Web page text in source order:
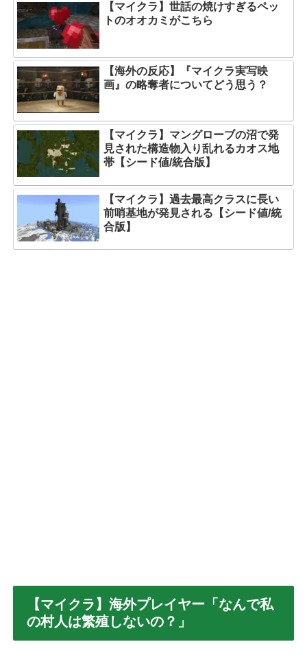
【マイクラ】世話の焼けすぎるペッ
トのオオカミがこちら
【海外の反応】『マイクラ実写映
画』の略奪者についてどう思う？
【マイクラ】マングローブの沼で発
見された構造物入り乱れるカオス地
帯【シード値/統合版】
【マイクラ】過去最高クラスに長い
前哨基地が発見される【シード値/統
合版】
【マイクラ】海外プレイヤー「なんで私
の村人は繁殖しないの？」